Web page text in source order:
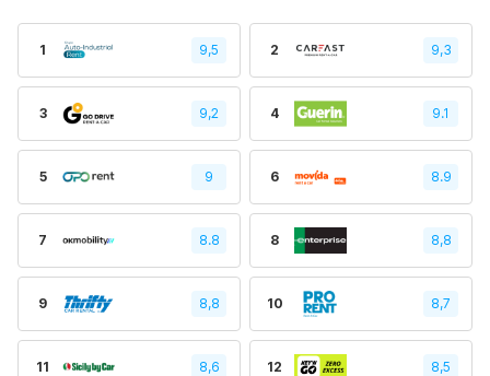
1 9,5 2 9,3
3 9,2 4 9.1
5 9 6 8.9
7 8.8 8 8,8
9 8,8 10 8,7
11 8,6 12 8,5